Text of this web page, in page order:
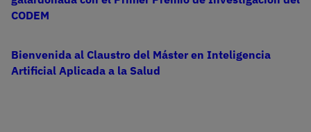
CODEM
Bienvenida al Claustro del Máster en Inteligencia
Artificial Aplicada a la Salud